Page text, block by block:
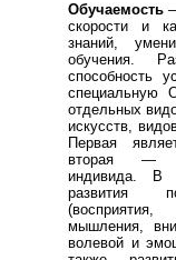
Обучаемость
скорости и
знаний,
обучения.
способность
специальную
отдельных
искусств,
Первая
вторая —
индивида. В
развития
мышления,
волевой и